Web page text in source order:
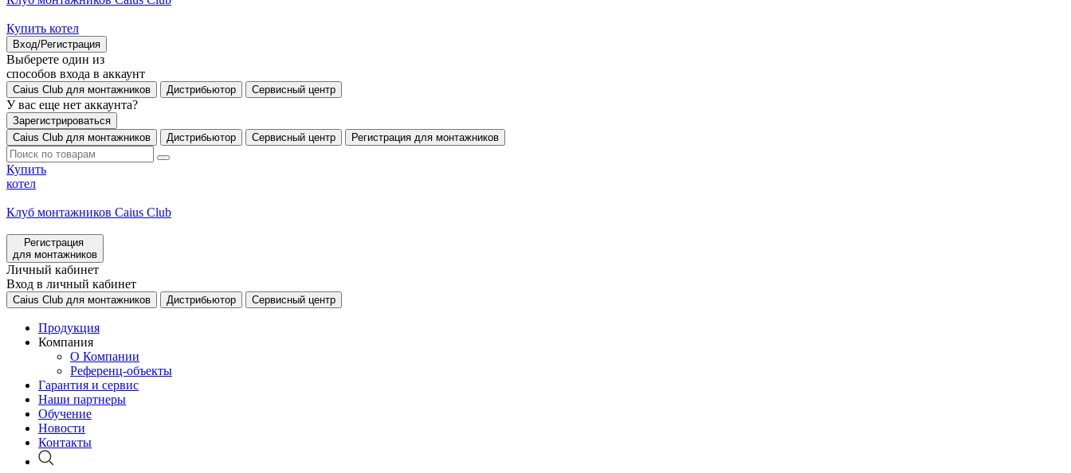
Купить котел
Вход/Регистрация
Выберете один из
способов входа в аккаунт
Caius Club для монтажников Дистрибьютор Сервисный центр
У вас еще нет аккаунта?
Зарегистрироваться
Caius Club для монтажников
Дистрибьютор Сервисный центр Регистрация для монтажников
Купить
котел
Клуб монтажников Caius Club
Регистрация
для монтажников
Личный кабинет
Вход в личный кабинет
Caius Club для монтажников Дистрибьютор Сервисный центр
Продукция
Компания
О Компании
Референц-объекты
Гарантия и сервис
Наши партнеры
Обучение
Новости
Контакты